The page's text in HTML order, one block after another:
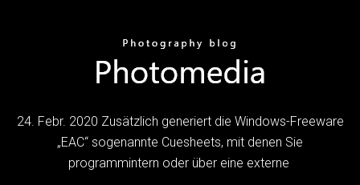
24. Febr. 2020 Zusätzlich generiert die Windows-Freeware
„EAC“ sogenannte Cuesheets, mit denen Sie
programmintern oder über eine externe